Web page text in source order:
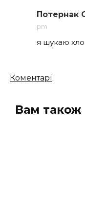
Потернак
pm
я шукаю
Кількість
Коментарі
Вам також